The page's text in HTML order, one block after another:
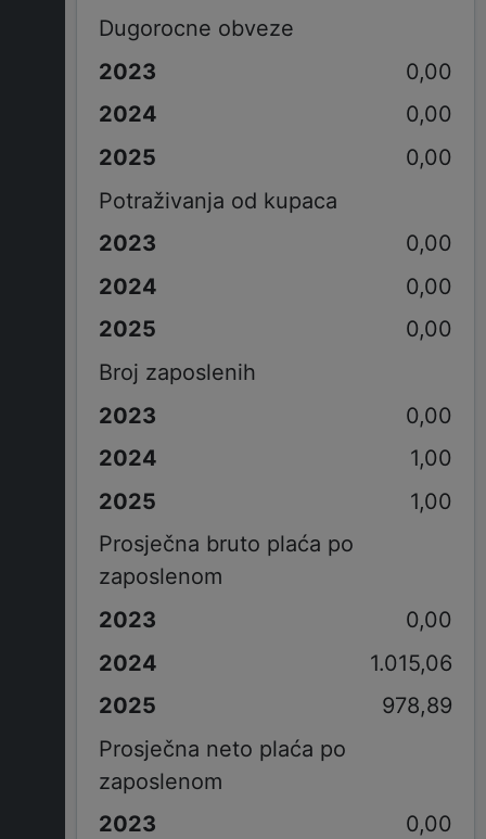
Dugorocne obveze
0,00
0,00
0,00
Potraživanja od kupaca
0,00
0,00
0,00
Broj zaposlenih
0,00
1,00
1,00
Prosječna bruto plaća po
zaposlenom
0,00
1.015,06
978,89
Prosječna neto plaća po
zaposlenom
0,00